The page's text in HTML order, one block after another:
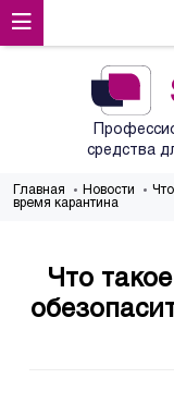
средства
Главная Новости
время карантина
Что